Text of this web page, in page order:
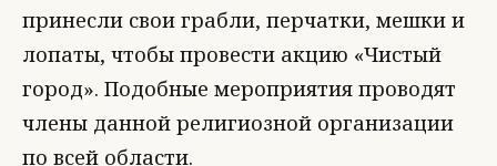
принесли свои грабли, перчатки, мешки и
лопаты, чтобы провести акцию «Чистый
город». Подобные мероприятия проводят
члены данной религиозной организации
по всей области.